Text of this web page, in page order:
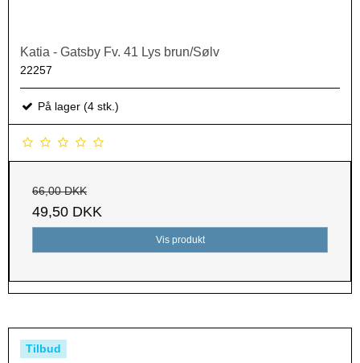
Katia - Gatsby Fv. 41 Lys brun/Sølv
22257
På lager (4 stk.)
66,00 DKK
49,50 DKK
Vis produkt
Tilbud